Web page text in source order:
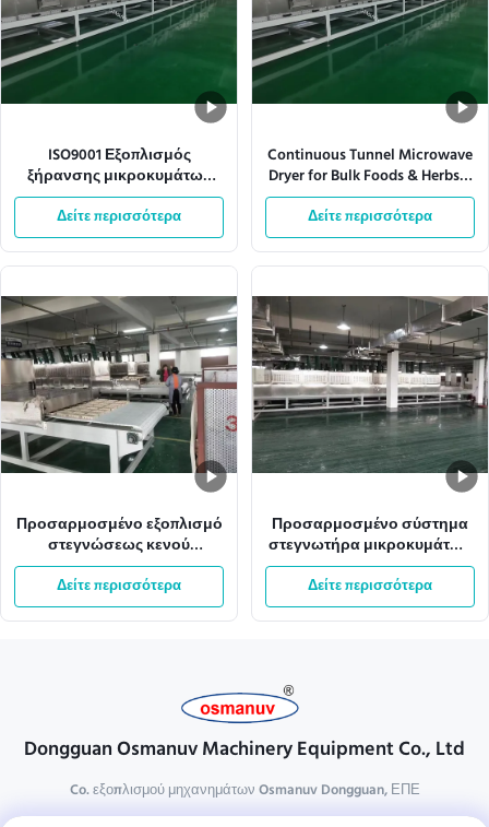
ISO9001 Εξοπλισμός
ξήρανσης μικροκυμάτων
35kVA Βιομηχανικός
στεγνωτής μικροκυμάτων
Δείτε περισσότερα
Continuous Tunnel Microwave
Dryer for Bulk Foods & Herbs –
Customizable Power (12-
200kW) & Conveyor Speed
Δείτε περισσότερα
Προσαρμοσμένο εξοπλισμό
στεγνώσεως κενού
μικροκυμάτων από
ανοξείδωτο χάλυβα για
βέλτιστη απόδοση
Δείτε περισσότερα
Προσαρμοσμένο σύστημα
στεγνωτήρα μικροκυμάτων
κενού για προηγμένες
βιομηχανικές εφαρμογές
Δείτε περισσότερα
Dongguan Osmanuv Machinery Equipment Co., Ltd
Co. εξοπλισμού μηχανημάτων Osmanuv Dongguan, ΕΠΕ